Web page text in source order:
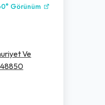
Görünüm
Ve
48850